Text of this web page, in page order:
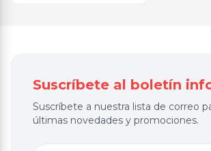
Suscríbete al boletín
Suscríbete a nuestra lista de correo
últimas novedades y promociones.